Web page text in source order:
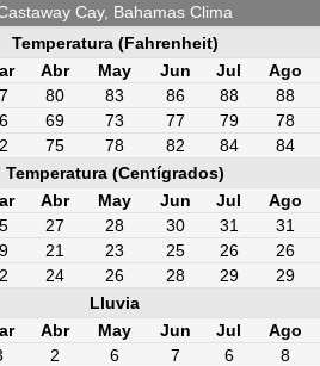
Cay, Bahamas Clima
Temperatura (Fahrenheit)
Abr May Jun Jul Ago
80 83 86 88 88
69 73 77 79 78
75 78 82 84 84
Temperatura (Centígrados)
Abr May Jun Jul Ago
27 28 30 31 31
21 23 25 26 26
24 26 28 29 29
Lluvia
Abr May Jun Jul Ago
2 6 7 6 8